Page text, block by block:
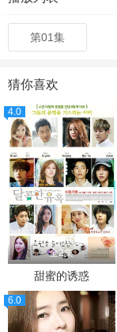
第01集
猜你喜欢
4.0
全2集
甜蜜的诱惑
6.0